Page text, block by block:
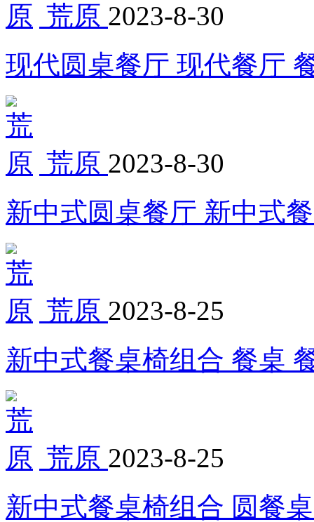
荒原 2023-8-30
现代圆桌餐厅 现代餐厅
荒原 2023-8-30
新中式圆桌餐厅 新中式
荒原 2023-8-25
新中式餐桌椅组合 餐桌
荒原 2023-8-25
新中式餐桌椅组合 圆餐